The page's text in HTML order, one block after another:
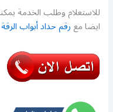
للاستعلام وطلب الخدمة
ايضا معرقم حداد أبواب الرقة